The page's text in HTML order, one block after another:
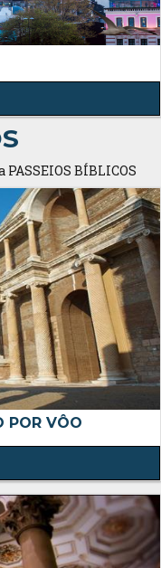
BÍBLICOS
POR VÔO